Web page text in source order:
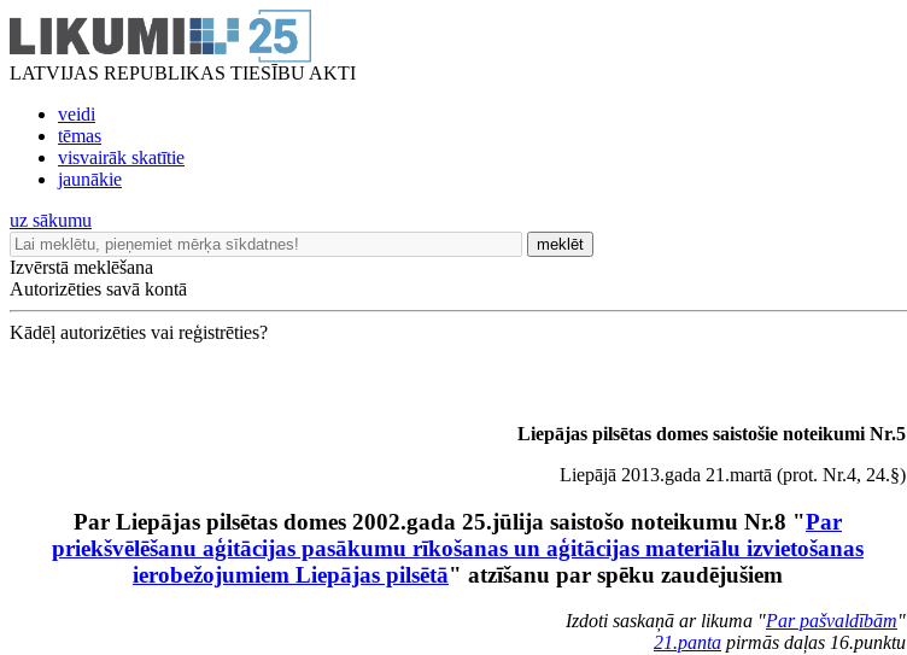
LATVIJAS REPUBLIKAS TIESĪBU AKTI
veidi
tēmas
visvairāk skatītie
jaunākie
uz sākumu
meklēt
Izvērstā meklēšana
Autorizēties savā kontā
Kādēļ autorizēties vai reģistrēties?
Liepājas pilsētas domes saistošie noteikumi Nr.5
Liepājā 2013.gada 21.martā (prot. Nr.4, 24.§)
Par Liepājas pilsētas domes 2002.gada 25.jūlija saistošo noteikumu Nr.8 "Par
priekšvēlēšanu aģitācijas pasākumu rīkošanas un aģitācijas materiālu izvietošanas
ierobežojumiem Liepājas pilsētā" atzīšanu par spēku zaudējušiem
Izdoti saskaņā ar likuma "Par pašvaldībām"
21.panta pirmās daļas 16.punktu